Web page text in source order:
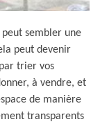
sembler une
peut devenir
trier vos
à vendre, et
de manière
transparents